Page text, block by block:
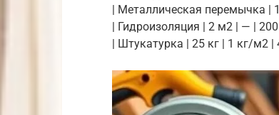
| Металлическая перемычка |
| Гидроизоляция | 2 м2 | — |
| Штукатурка | 25 кг | 1 кг/м2 |